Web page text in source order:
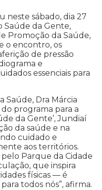
neste sábado, dia 27
Saúde da Gente,
Promoção da Saúde,
o encontro, os
de pressão
e
essenciais para
Saúde, Dra Márcia
programa para a
da Gente’, Jundiaí
da saúde e na
cuidado e
aos territórios.
Parque da Cidade
que inspira
físicas — é
todos nós”, afirma.